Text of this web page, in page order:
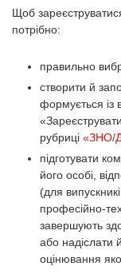
Щоб
потрібно:
правильно
створити й
формується із
рубриці «ЗНО/
підготувати
його особі,
(для
професійно-
завершують
або надіслати
оцінювання